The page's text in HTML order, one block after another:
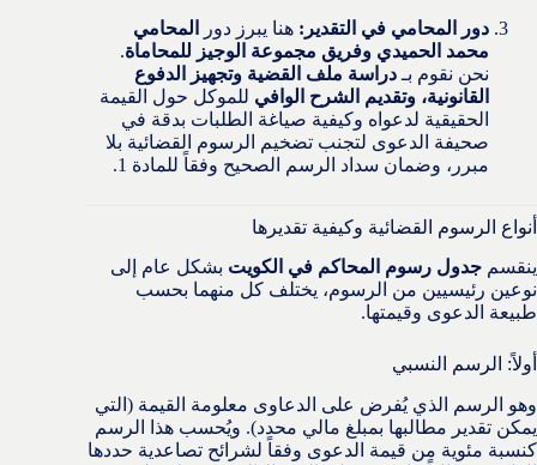
دور المحامي في التقدير: هنا يبرز دور
المحامي
محمد الحميدي وفريق مجموعة الوجيز للمحاماة.
نحن نقوم بـ دراسة ملف القضية وتجهيز الدفوع
القانونية، وتقديم الشرح الوافي للموكل حول القيمة
الحقيقية لدعواه وكيفية صياغة الطلبات بدقة في
صحيفة الدعوى لتجنب تضخيم الرسوم القضائية بلا
مبرر، وضمان سداد الرسم الصحيح وفقاً للمادة 1.
أنواع الرسوم القضائية وكيفية تقديرها
ينقسم جدول رسوم المحاكم في الكويت بشكل عام إلى
نوعين رئيسيين من الرسوم، يختلف كل منهما بحسب
طبيعة الدعوى وقيمتها.
أولاً: الرسم النسبي
وهو الرسم الذي يُفرض على الدعاوى معلومة القيمة (التي
يمكن تقدير مطالبها بمبلغ مالي محدد). ويُحسب هذا الرسم
كنسبة مئوية من قيمة الدعوى وفقاً لشرائح تصاعدية حددها